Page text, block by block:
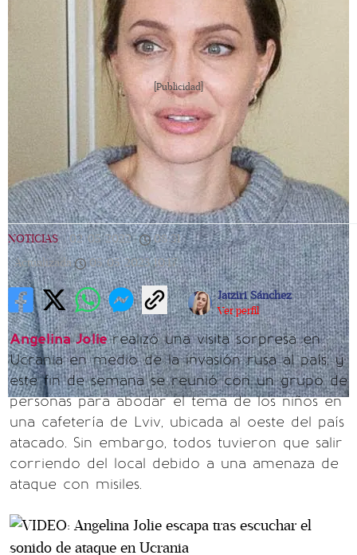
[Publicidad]
NOTICIAS | 02/05/2022 | 08:31 |
Actualizada
05/05/2023 10:17
Jatziri Sánchez
Ver perfil
Angelina Jolierealizó una visita sorpresa en
Ucrania en medio de la invasión rusa al país, y
este fin de semana se reunió con un grupo de
personas para abodar el tema de los niños en
una cafetería de Lviv, ubicada al oeste del país
atacado. Sin embargo, todos tuvieron que salir
corriendo del local debido a una amenaza de
ataque con misiles.